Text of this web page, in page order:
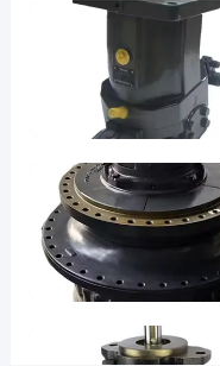
ingranaggi
#
Motore di
azionamento
idraulico